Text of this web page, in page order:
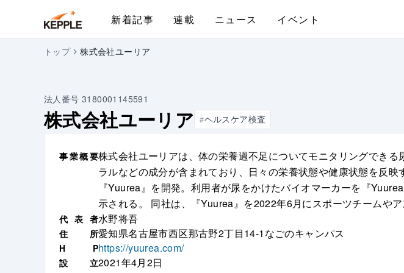
新着記事 連載 ニュース イベント
トップ 株式会社ユーリア
法人番号 3180001145591
株式会社ユーリア #ヘルスケア検査
事業概要株式会社ユーリアは、体の栄養過不足についてモニタリングでき
ラルなどの成分が含まれており、日々の栄養状態や健康状態を反
『Yuurea』を開発。利用者が尿をかけたバイオマーカーを『
示される。 同社は、『Yuurea』を2022年6月にスポーツチームや
代 表 者水野将吾
住 所愛知県名古屋市西区那古野2丁目14-1なごのキャンパス
H Phttps://yuurea.com/
設 立2021年4月2日